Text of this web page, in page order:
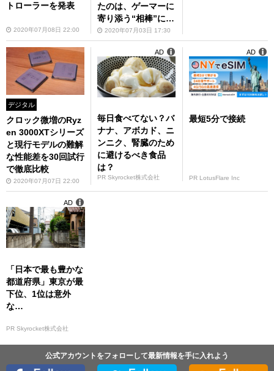
トローラーを発表
2020年07月08日 22:00
たのは、ゲーマーに
寄り添う“相棒”にな
るため
2020年07月03日 17:30
デジタル
クロック微増のRyz
en 3000XTシリーズ
と現行モデルの難解
な性能差を30回試行
で徹底比較
2020年07月07日 22:00
毎日食べてない？バ
ナナ、アボカド、ニ
ンニク、腎臓のため
に避けるべき食品
は？
PR Skyrocket株式会社
AD
最短5分で接続
PR LotusFlare Inc
AD
「日本で最も豊かな
都道府県」東京が最
下位、1位は意外
な…
PR Skyrocket株式会社
AD
公式アカウントをフォローして最新情報を手に入れよう